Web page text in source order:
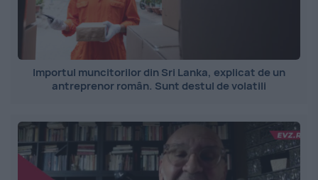
Importul muncitorilor din Sri Lanka, explicat de un
antreprenor român. Sunt destul de volatili